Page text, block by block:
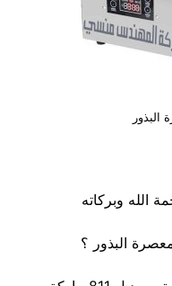
الله وبركاته
البذور ؟